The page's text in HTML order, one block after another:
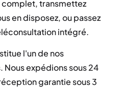
transmettez
en disposez, ou passez
intégré.
l'un de nos
expédions sous 24
garantie sous 3